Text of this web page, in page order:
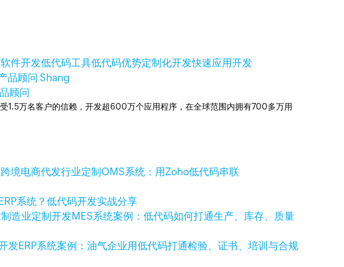
软件开发低代码工具低代码优势定制化开发快速应用开发
品顾问 Shang
顾问
1.5万名客户的信赖，开发超600万个应用程序，在全球范围内拥有700多万用
跨境电商代发行业定制OMS系统：用Zoho低代码串联
系统？低代码开发实战分享
制造业定制开发MES系统案例：低代码如何打通生产、库存、质量
发ERP系统案例：油气企业用低代码打通检验、证书、培训与合规